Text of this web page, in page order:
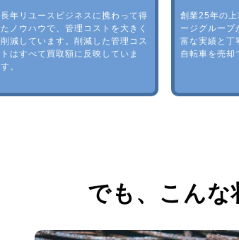
長年リユースビジネスに携わって得
たノウハウで、管理コストを大きく
削減しています。削減した管理コス
トはすべて買取額に反映していま
す。
創業25年の
ージグループ
富な実績と丁
自転車を売却
でも、 こんな